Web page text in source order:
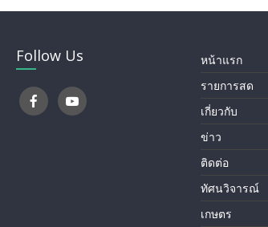
Follow Us
หน้าแรก
รายการสด
เกี่ยวกับ
ข่าว
ติดต่อ
ทัศนวิจารณ์
เกษตร